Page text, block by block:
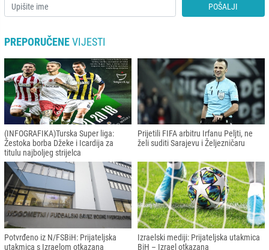
POŠALJI
PREPORUČENEVIJESTI
(INFOGRAFIKA)Turska Super liga:
Žestoka borba Džeke i Icardija za
titulu najboljeg strijelca
Prijetili FIFA arbitru Irfanu Peljti, ne
želi suditi Sarajevu i Željezničaru
Potvrđeno iz N/FSBiH: Prijateljska
utakmica s Izraelom otkazana
Izraelski mediji: Prijateljska utakmica
BiH – Izrael otkazana